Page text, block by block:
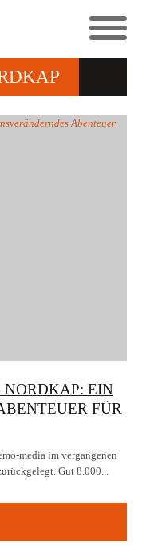
EIN
FÜR
media im vergangenen
Gut 8.000...